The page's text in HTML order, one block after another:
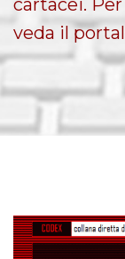
veda il